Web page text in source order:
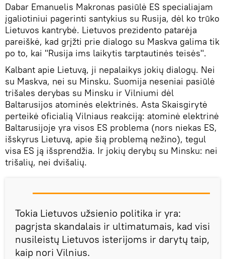
Dabar Emanuelis Makronas pasiūlė ES specialiajam
įgaliotiniui pagerinti santykius su Rusija, dėl ko trūko
Lietuvos kantrybė. Lietuvos prezidento patarėja
pareiškė, kad grįžti prie dialogo su Maskva galima tik
po to, kai "Rusija ims laikytis tarptautinės teisės".
Kalbant apie Lietuvą, ji nepalaikys jokių dialogų. Nei
su Maskva, nei su Minsku. Suomija neseniai pasiūlė
trišales derybas su Minsku ir Vilniumi dėl
Baltarusijos atominės elektrinės. Asta Skaisgirytė
perteikė oficialią Vilniaus reakciją: atominė elektrinė
Baltarusijoje yra visos ES problema (nors niekas ES,
išskyrus Lietuvą, apie šią problemą nežino), tegul
visa ES ją išsprendžia. Ir jokių derybų su Minsku: nei
trišalių, nei dvišalių.
Tokia Lietuvos užsienio politika ir yra:
pagrįsta skandalais ir ultimatumais, kad visi
nusileistų Lietuvos isterijoms ir darytų taip,
kaip nori Vilnius.